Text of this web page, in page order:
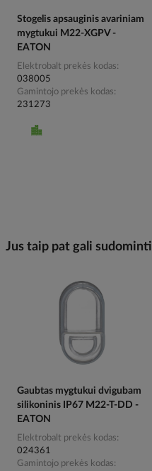
Stogelis apsauginis avariniam
mygtukui M22-XGPV -
EATON
Elektrobalt prekės kodas
038005
Gamintojo prekės kodas
231273
Jus taip pat gali sudominti
Gaubtas mygtukui dvigubam
silikoninis IP67 M22-T-DD -
EATON
Elektrobalt prekės kodas
024361
Gamintojo prekės kodas